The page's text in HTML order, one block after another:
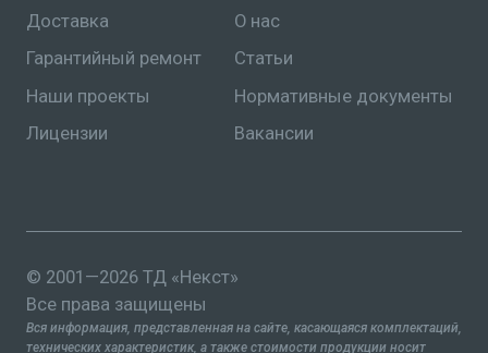
Доставка
Гарантийный ремонт
Наши проекты
Лицензии
О нас
Статьи
Нормативные документы
Вакансии
© 2001—2026 ТД «Некст»
Все права защищены
Вся информация, представленная на сайте, касающаяся комплектаций,
технических характеристик, а также стоимости продукции носит